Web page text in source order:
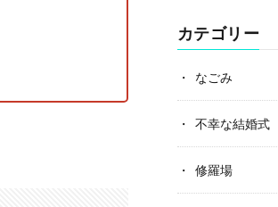
カテゴリー
なごみ
不幸な結婚式
修羅場